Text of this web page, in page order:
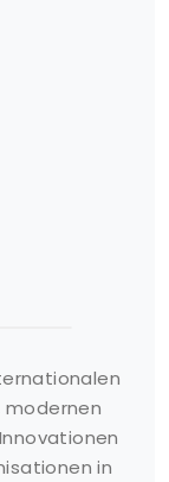
modernen
in